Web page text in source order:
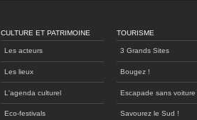
CULTURE ET PATRIMOINE
Les acteurs
Les lieux
L'agenda culturel
Eco-festivals
TOURISME
3 Grands Sites
Bougez !
Escapade sans voiture
Savourez le Sud !